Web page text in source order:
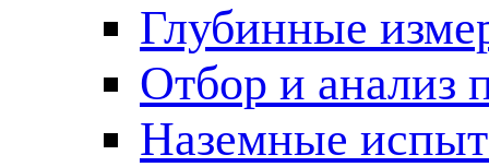
Глубинные
Отбор и анализ
Наземные